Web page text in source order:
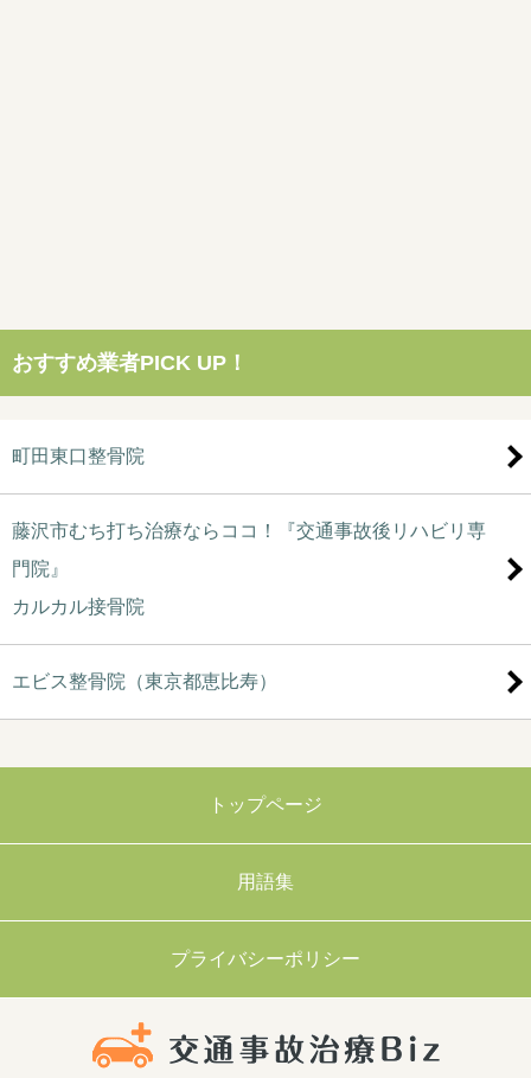
おすすめ業者PICK UP！
町田東口整骨院
藤沢市むち打ち治療ならココ！『交通事故後リハビリ専
門院』
カルカル接骨院
エビス整骨院（東京都恵比寿）
トップページ
用語集
プライバシーポリシー